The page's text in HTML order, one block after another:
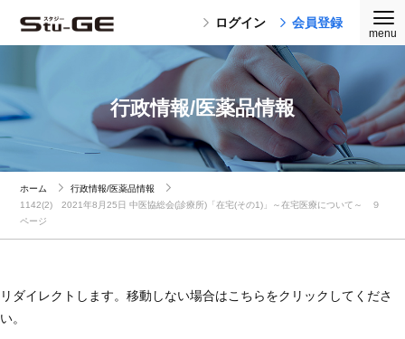
ログイン 会員登録
行政情報/医薬品情報
ホーム
行政情報/医薬品情報
1142(2) 2021年8月25日 中医協総会(診療所)「在宅(その1)」～在宅医療について～ ９
ページ
リダイレクトします。移動しない場合はこちらをクリックしてくださ
い。